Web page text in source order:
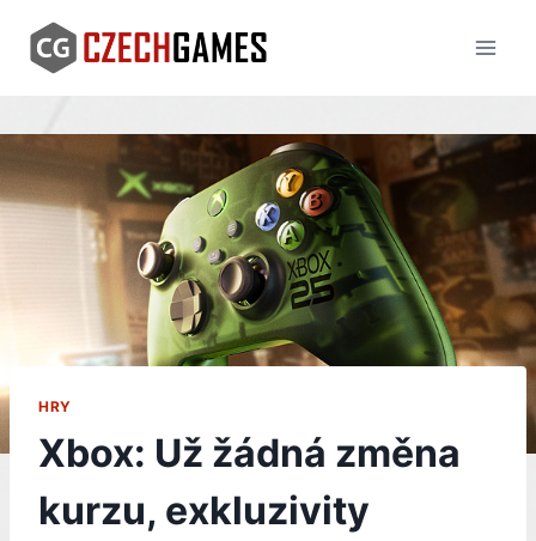
content
HRY
Xbox: Už žádná změna
kurzu, exkluzivity